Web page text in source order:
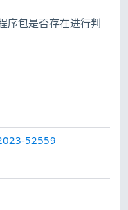
序包是否存在进行判
52559